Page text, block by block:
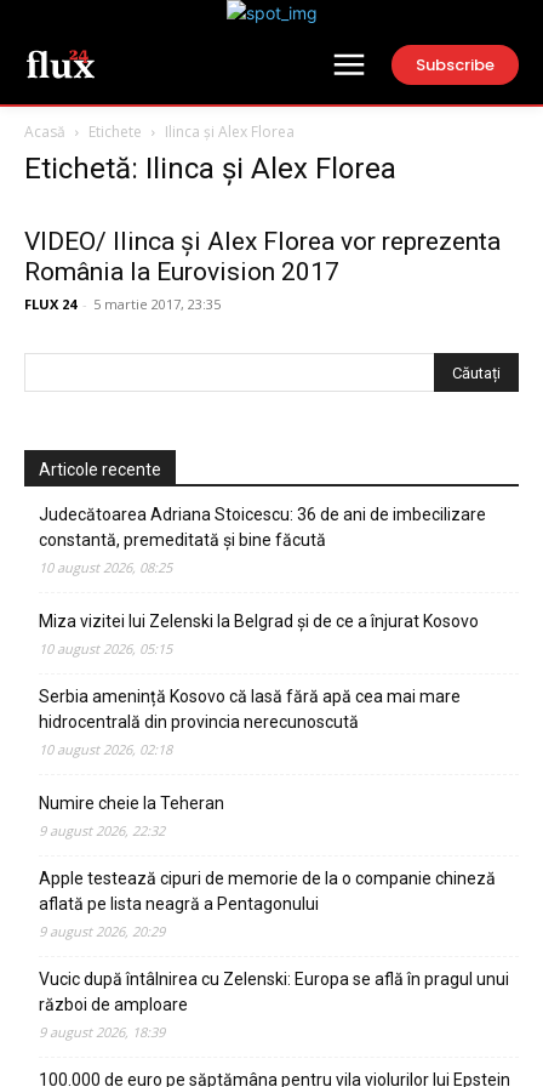
Subscribe
Acasă Etichete Ilinca și Alex Florea
Etichetă: Ilinca și Alex Florea
VIDEO/ Ilinca și Alex Florea vor reprezenta
România la Eurovision 2017
FLUX 24 - 5 martie 2017, 23:35
Articole recente
Judecătoarea Adriana Stoicescu: 36 de ani de imbecilizare
constantă, premeditată și bine făcută
10 august 2026, 08:25
Miza vizitei lui Zelenski la Belgrad și de ce a înjurat Kosovo
10 august 2026, 05:15
Serbia amenință Kosovo că lasă fără apă cea mai mare
hidrocentrală din provincia nerecunoscută
10 august 2026, 02:18
Numire cheie la Teheran
9 august 2026, 22:32
Apple testează cipuri de memorie de la o companie chineză
aflată pe lista neagră a Pentagonului
9 august 2026, 20:29
Vucic după întâlnirea cu Zelenski: Europa se află în pragul unui
război de amploare
9 august 2026, 18:39
100.000 de euro pe săptămâna pentru vila violurilor lui Epstein